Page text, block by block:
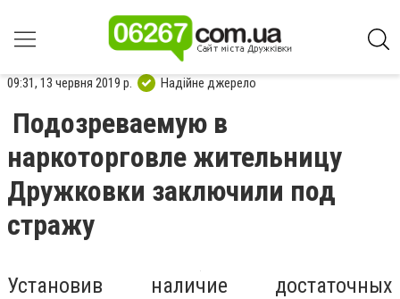
09:31, 13 червня 2019 р. Надійне джерело
Подозреваемую в
наркоторговле жительницу
Дружковки заключили под
стражу
Установив наличие достаточных